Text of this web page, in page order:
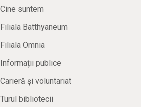
Cine suntem
Filiala Batthyaneum
Filiala Omnia
Informații publice
Carieră și voluntariat
Turul bibliotecii